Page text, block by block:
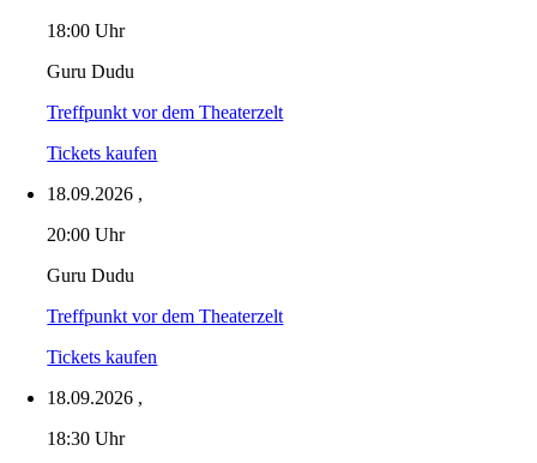
18:00 Uhr
Guru Dudu
Treffpunkt vor dem Theaterzelt
Tickets kaufen
18.09.2026 ,
20:00 Uhr
Guru Dudu
Treffpunkt vor dem Theaterzelt
Tickets kaufen
18.09.2026 ,
18:30 Uhr